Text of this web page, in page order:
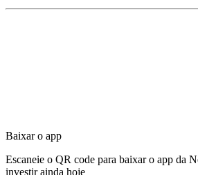
Baixar o app
Escaneie o QR code para baixar o app da
investir ainda hoje